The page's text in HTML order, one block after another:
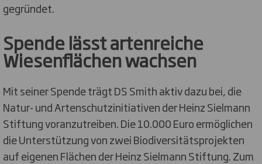
gegründet.
Spende lässt artenreiche
Wiesenflächen wachsen
Mit seiner Spende trägt DS Smith aktiv dazu bei, die
Natur- und Artenschutzinitiativen der Heinz Sielmann
Stiftung voranzutreiben. Die 10.000 Euro ermöglichen
die Unterstützung von zwei Biodiversitätsprojekten
auf eigenen Flächen der Heinz Sielmann Stiftung. Zum